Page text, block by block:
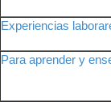
Experiencias
Para aprender y